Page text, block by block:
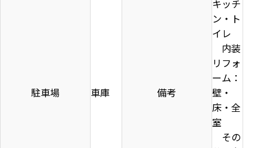
駐車場 車庫 備考
キッチ
ン・ト
イレ
内装
リフォ
ーム：
壁・
床・全
室
その